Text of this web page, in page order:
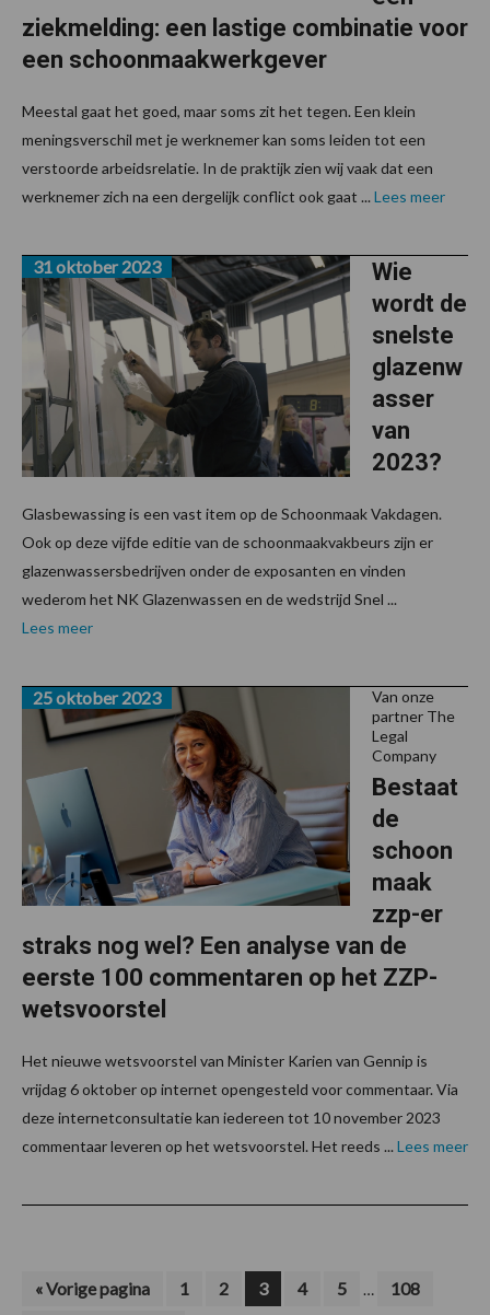
ziekmelding: een lastige combinatie voor
een schoonmaakwerkgever
Meestal gaat het goed, maar soms zit het tegen. Een klein
meningsverschil met je werknemer kan soms leiden tot een
verstoorde arbeidsrelatie. In de praktijk zien wij vaak dat een
werknemer zich na een dergelijk conflict ook gaat ...Lees meer
Wie
wordt de
snelste
glazenw
asser
van
2023?
31 oktober 2023
Glasbewassing is een vast item op de Schoonmaak Vakdagen.
Ook op deze vijfde editie van de schoonmaakvakbeurs zijn er
glazenwassersbedrijven onder de exposanten en vinden
wederom het NK Glazenwassen en de wedstrijd Snel ...
Lees meer
Van onze
partner The
Legal
Company
Bestaat
de
schoon
maak
zzp-er
straks nog wel? Een analyse van de
eerste 100 commentaren op het ZZP-
wetsvoorstel
25 oktober 2023
Het nieuwe wetsvoorstel van Minister Karien van Gennip is
vrijdag 6 oktober op internet opengesteld voor commentaar. Via
deze internetconsultatie kan iedereen tot 10 november 2023
commentaar leveren op het wetsvoorstel. Het reeds ...Lees meer
«Ga
Vorige pagina Pagina
1 Pagina
2 Pagina
3 Pagina
4 Pagina
5
Interim
… Pagina
108